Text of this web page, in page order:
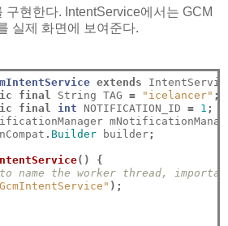
구현한다. IntentService에서는 GCM
실제 화면에 보여준다.
extends
final String TAG = "icelancer" ;
final int NOTIFICATION_ID = 1 ;
. Builder builder;
()
{
the worker thread,
);